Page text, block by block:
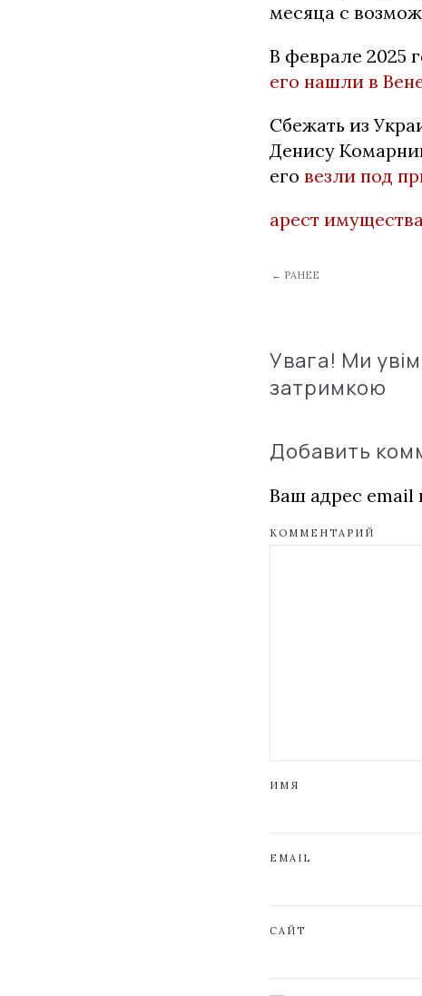
месяца с
В феврале 2025
его нашли в
Сбежать из
Денису
его везли под
арест
← РАНЕЕ
Увага! Ми
затримкою
Добавить
Ваш адрес email
КОММЕНТАРИЙ
ИМЯ
EMAIL
САЙТ